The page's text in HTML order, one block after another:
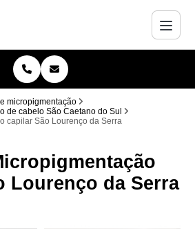
micropigmentação
de cabelo São Caetano do Sul
capilar São Lourenço da Serra
Lourenço da Serra